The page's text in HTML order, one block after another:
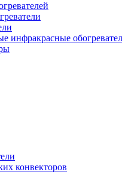
инфракрасные
конвекторов